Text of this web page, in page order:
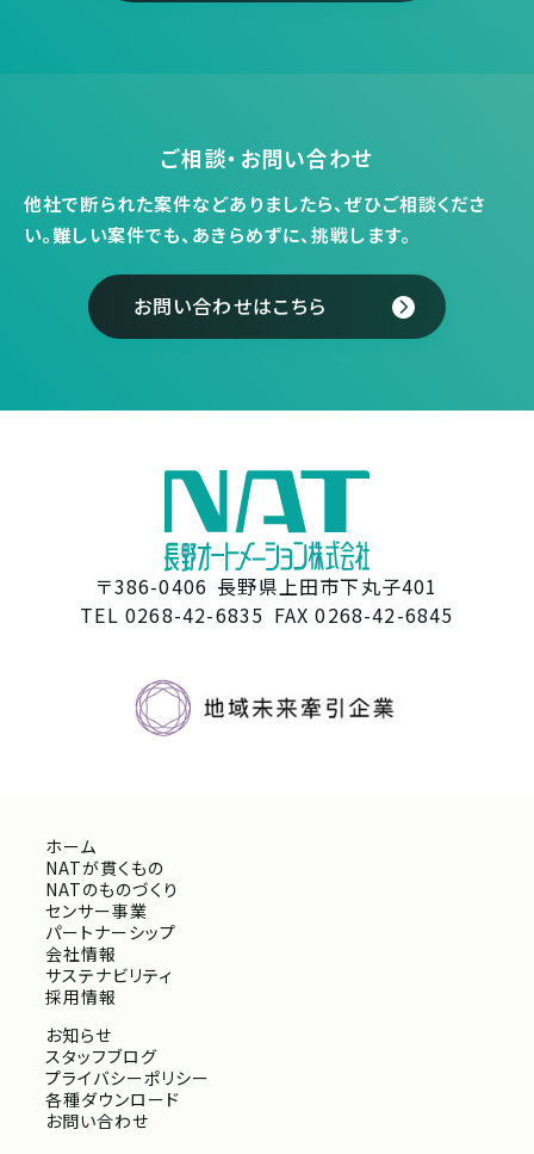
ご相談・お問い合わせ
他社で断られた案件などありましたら、ぜひご相談くださ
い。難しい案件でも、あきらめずに、挑戦します。
お問い合わせはこちら
〒386-0406 長野県上田市下丸子401
TEL 0268-42-6835 FAX 0268-42-6845
ホーム
NATが貫くもの
NATのものづくり
センサー事業
パートナーシップ
会社情報
サステナビリティ
採用情報
お知らせ
スタッフブログ
プライバシーポリシー
各種ダウンロード
お問い合わせ